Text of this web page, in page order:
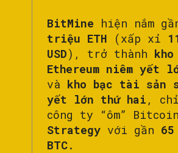
BitMine hiện nắm
triệu ETH (xấp xỉ
USD), trở thành
Ethereum niêm yết
và kho bạc tài sản
yết lớn thứ hai ,
công ty “ôm” Bitcoin
Strategy với gần
BTC.